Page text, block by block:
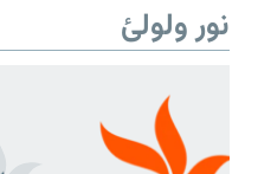
نور ولولئ